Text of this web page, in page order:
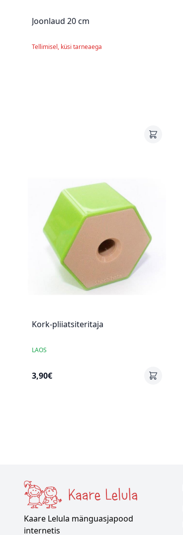
Joonlaud 20 cm
Tellimisel, küsi tarneaega
Kork-pliiatsiteritaja
LAOS
3,90€
Kaare Lelula mänguasjapood
internetis